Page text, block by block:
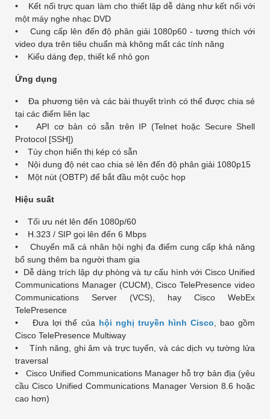
• Kết nối trực quan làm cho thiết lập dễ dàng như kết nối với
một máy nghe nhạc DVD
• Cung cấp lên đến độ phân giải 1080p60 - tương thích với
video dựa trên tiêu chuẩn mà không mất các tính năng
• Kiểu dáng đẹp, thiết kế nhỏ gọn
Ứng dụng
• Đa phương tiện và các bài thuyết trình có thể được chia sẻ
tại các điểm liên lạc
• API cơ bản có sẵn trên IP (Telnet hoặc Secure Shell
Protocol [SSH])
• Tùy chọn hiển thị kép có sẵn
• Nội dung độ nét cao chia sẻ lên đến độ phân giải 1080p15
• Một nút (OBTP) để bắt đầu một cuộc họp
Hiệu suất
• Tối ưu nét lên đến 1080p/60
• H.323 / SIP gọi lên đến 6 Mbps
• Chuyển mã cá nhân hội nghị đa điểm cung cấp khả năng
bổ sung thêm ba người tham gia
• Dễ dàng trích lập dự phòng và tự cấu hình với Cisco Unified
Communications Manager (CUCM),Cisco TelePresence video
Communications Server (VCS), hay Cisco WebEx
TelePresence
• Đưa lợi thế của hội nghị truyền hình Cisco , bao gồm
Cisco TelePresence Multiway
• Tính năng, ghi âm và trực tuyến, và các dịch vụ tường lửa
traversal
• Cisco Unified Communications Manager hỗ trợ bản địa (yêu
cầu Cisco Unified Communications Manager Version 8.6 hoặc
cao hơn)